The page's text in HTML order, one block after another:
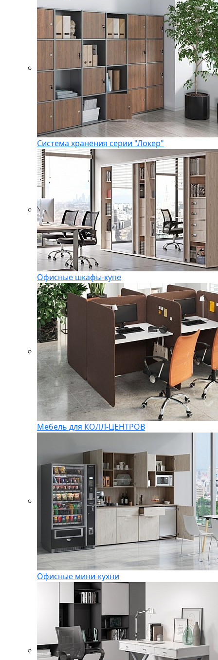
Система хранения серии "Локер"
Офисные шкафы-купе
Мебель для КОЛЛ-ЦЕНТРОВ
Офисные мини-кухни